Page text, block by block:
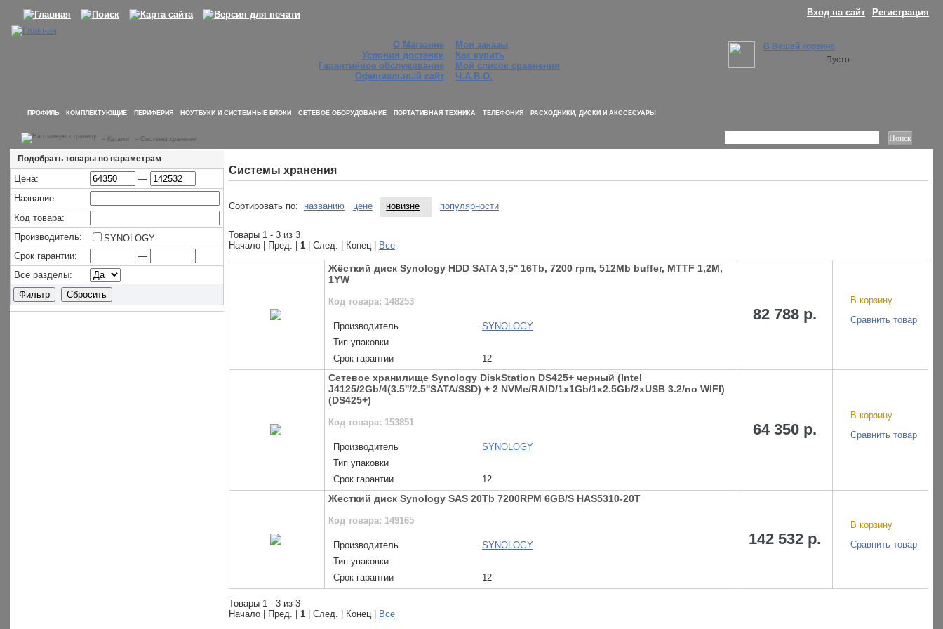
Вход на сайт Регистрация
О Магазине
Условия доставки
Гарантийное обслуживание
Официальный сайт
Мои заказы
Как купить
Мой список сравнения
Ч.А.В.О.
В Вашей корзине
Пусто
ПРОФИЛЬ КОМПЛЕКТУЮЩИЕ ПЕРИФЕРИЯ НОУТБУКИ И СИСТЕМНЫЕ БЛОКИ СЕТЕВОЕ ОБОРУДОВАНИЕ ПОРТАТИВНАЯ ТЕХНИКА ТЕЛЕФОНИЯ РАСХОДНИКИ, ДИСКИ И АКССЕСУАРЫ
– Каталог – Системы хранения
Подобрать товары по параметрам
Цена:
—
Название:
Код товара:
Производитель:
SYNOLOGY
Срок гарантии:
—
Все разделы:
Системы хранения
Сортировать по: названию цене новизне популярности
Товары 1 - 3 из 3
Начало | Пред. | 1 | След. | Конец Все
Жёсткий диск Synology HDD SATA 3,5'' 16Tb, 7200 rpm, 512Mb buffer, MTTF 1,2M,
1YW
Код товара: 148253
Производитель
SYNOLOGY
Тип упаковки
Срок гарантии
12
82 788 р.
В корзину
Сравнить товар
Сетевое хранилище Synology DiskStation DS425+ черный (Intel
J4125/2Gb/4(3.5''/2.5''SATA/SSD) + 2 NVMe/RAID/1x1Gb/1x2.5Gb/2хUSB 3.2/no WIFI)
(DS425+)
Код товара: 153851
Производитель
SYNOLOGY
Тип упаковки
Срок гарантии
12
64 350 р.
В корзину
Сравнить товар
Жесткий диск Synology SAS 20Tb 7200RPM 6GB/S HAS5310-20T
Код товара: 149165
Производитель
SYNOLOGY
Тип упаковки
Срок гарантии
12
142 532 р.
В корзину
Сравнить товар
Товары 1 - 3 из 3
Начало | Пред. | 1 | След. | Конец
Все